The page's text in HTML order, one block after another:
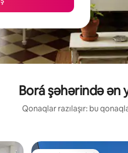
Borá şəhərində
Qonaqlar razılaşır: bu